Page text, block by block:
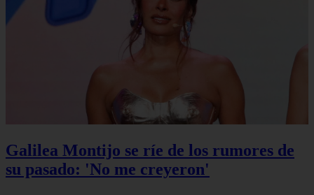
Galilea Montijo se ríe de los rumores de
su pasado: 'No me creyeron'